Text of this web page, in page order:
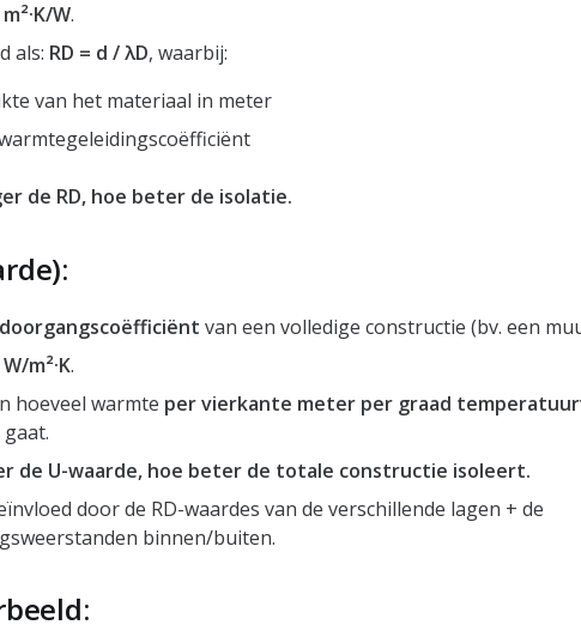
m²·K/W.
als: RD = d / λD, waarbij:
van het materiaal in meter
de RD, hoe beter de isolatie.
van een volledige constructie (bv. een
W/m²·K.
hoeveel warmte per vierkante meter per graad
de U-waarde, hoe beter de totale constructie isoleert.
door de RD-waardes van de verschillende lagen + de
binnen/buiten.